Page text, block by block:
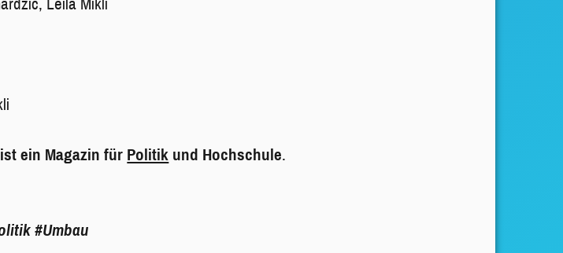
Leila Mikli
ein Magazin für Politik und Hochschule.
#Umbau